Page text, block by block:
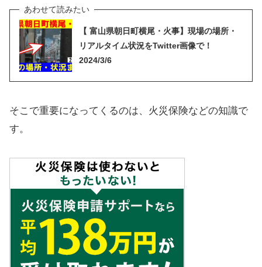
【 富山県朝日町横尾・火事】現場の場所・
リアルタイム状況をTwitter画像で！
2024/3/6
そこで重要になってくるのは、火災保険などの知識で
す。